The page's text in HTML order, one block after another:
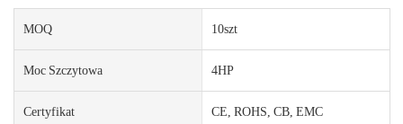
MOQ 10szt
Moc Szczytowa 4HP
Certyfikat CE, ROHS, CB, EMC